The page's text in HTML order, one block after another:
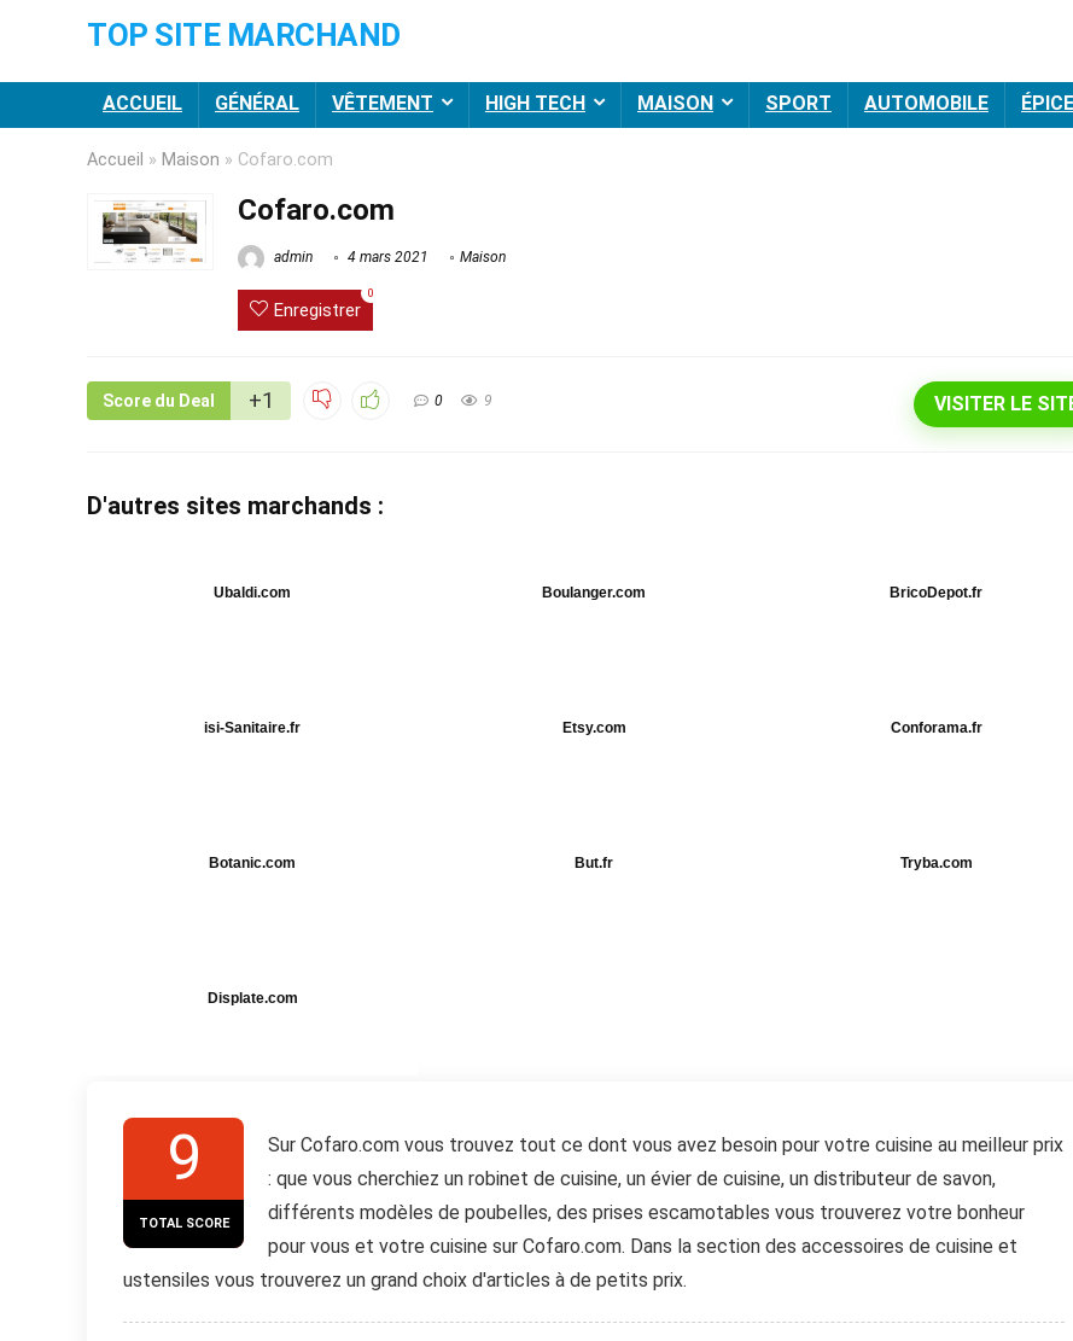
TOP SITE MARCHAND
ACCUEIL GÉNÉRAL VÊTEMENT HIGH TECH MAISON SPORT AUTOMOBILE
Accueil » Maison » Cofaro.com
Cofaro.com
admin 4 mars 2021 Maison
Enregistrer
0
Score du Deal +1 0 9 VISITER LE
D'autres sites marchands :
Ubaldi.com Boulanger.com BricoDepot.fr
isi-Sanitaire.fr Etsy.com Conforama.fr
Botanic.com But.fr Tryba.com
Displate.com
9
TOTAL SCORE
Sur Cofaro.com vous trouvez tout ce dont vous avez besoin pour votre cuisine au meilleur prix
: que vous cherchiez un robinet de cuisine, un évier de cuisine, un distributeur de savon,
différents modèles de poubelles, des prises escamotables vous trouverez votre bonheur
pour vous et votre cuisine sur Cofaro.com. Dans la section des accessoires de cuisine et
ustensiles vous trouverez un grand choix d'articles à de petits prix.